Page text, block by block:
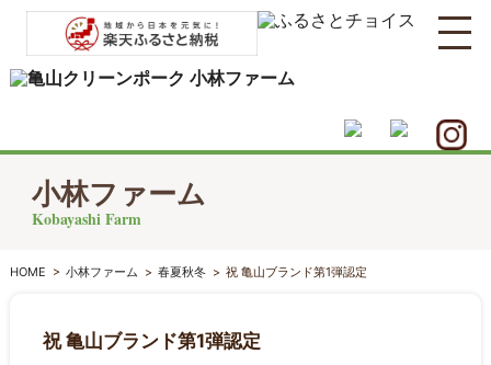
小林ファーム
Kobayashi Farm
HOME > 小林ファーム > 春夏秋冬> 祝 亀山ブランド第1弾認定
祝 亀山ブランド第1弾認定